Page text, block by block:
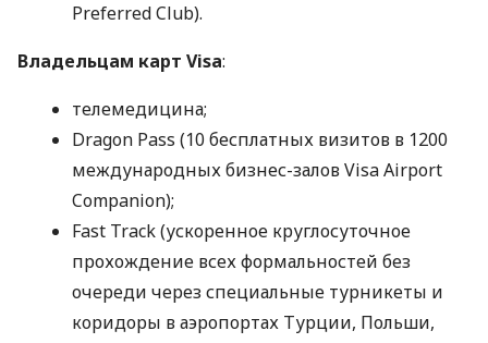
Preferred Club).
Владельцам карт Visa:
телемедицина;
Dragon Pass (10 бесплатных визитов в 1200
международных бизнес-залов Visa Airport
Companion);
Fast Track (ускоренное круглосуточное
прохождение всех формальностей без
очереди через специальные турникеты и
коридоры в аэропортах Турции, Польши,